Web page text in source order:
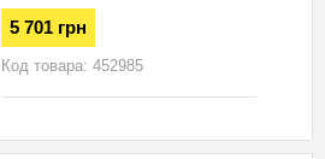
5 701 грн
Код товара:452985